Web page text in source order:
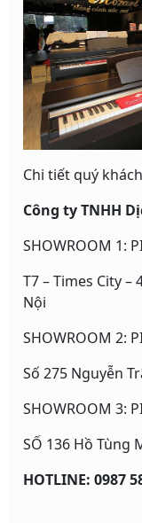
Chi tiết quý
Công ty TNHH
SHOWROOM 1:
T7 – Times City –
Nội
SHOWROOM 2:
Số 275 Nguyễn
SHOWROOM 3:
SỐ 136 Hồ Tùng
HOTLINE: 0987